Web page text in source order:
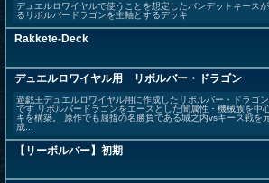
デュエルロワイヤルで使うことを想定したバンデットキース
るリボルバードラゴンを主軸とするデッキ
Rakkete-Deck
デュエルロワイヤル用 リボルバー・ドラゴン
遊戯王デュエルロワイヤル用に作成したリボルバー・ドラゴ
です リボルバードラゴンをエースとした闇属性・機械族を中
キを構築。 原作でも屈指の名勝負である城之内vsキース戦を
成...
【リーボルバー】初期